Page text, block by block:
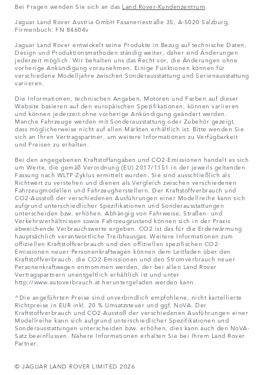
Bei Fragen wenden Sie sich an das Land Rover-Kundenzentrum
Jaguar Land Rover Austria GmbH Fasaneriestraße 35, A-5020 Salzburg,
Firmenbuch: FN 84604v
Jaguar Land Rover entwickelt seine Produkte in Bezug auf technische Daten,
Design und Produktionsmethoden ständig weiter, daher sind Änderungen
jederzeit möglich. Wir behalten uns das Recht vor, die Änderungen ohne
vorherige Ankündigung vorzunehmen. Einige Funktionen können für
verschiedene Modelljahre zwischen Sonderausstattung und Serienausstattung
variieren.
Die Informationen, technischen Angaben, Motoren und Farben auf dieser
Website basieren auf den europäischen Spezifikationen, können variieren
und können jederzeit ohne vorherige Ankündigung geändert werden.
Manche Fahrzeuge werden mit Sonderausstattung oder Zubehör gezeigt,
dass möglicherweise nicht auf allen Märkten erhältlich ist. Bitte wenden Sie
sich an Ihren Vertragspartner, um weitere Informationen zu Verfügbarkeit
und Preisen zu erhalten.
Bei den angegebenen Kraftstoffangaben und CO2-Emissionen handelt es sich
um Werte, die gemäß Verordnung (EU) 2017/1151 in der jeweils geltenden
Fassung nach WLTP-Zyklus ermittelt wurden. Sie sind ausschließlich als
Richtwert zu verstehen und dienen als Vergleich zwischen verschiedenen
Fahrzeugmodellen und Fahrzeugherstellern. Der Kraftstoffverbrauch und
CO2-Ausstoß der verschiedenen Ausführungen einer Modellreihe kann sich
aufgrund unterschiedlicher Spezifikationen und Sonderausstattungen
unterscheiden bzw. erhöhen. Abhängig von Fahrweise, Straßen- und
Verkehrsverhältnissen sowie Fahrzeugzustand können sich in der Praxis
abweichende Verbrauchswerte ergeben. CO2 ist das für die Erderwärmung
hauptsächlich verantwortliche Treibhausgas. Weitere Informationen zum
offiziellen Kraftstoffverbrauch und den offiziellen spezifischen CO2-
Emissionen neuer Personenkraftwagen können dem Leitfaden über den
Kraftstoffverbrauch, die CO2-Emissionen und den Stromverbrauch neuer
Personenkraftwagen entnommen werden, der bei allen Land Rover
Vertragspartnern unentgeltlich erhältlich ist und unter
http://www.autoverbrauch.at heruntergeladen werden kann.
^Die angeführten Preise sind unverbindlich empfohlene, nicht kartellierte
Richtpreise in EUR inkl. 20 % Umsatzsteuer und ggf. NoVA. Der
Kraftstoffverbrauch und CO2-Ausstoß der verschiedenen Ausführungen einer
Modellreihe kann sich aufgrund unterschiedlicher Spezifikationen und
Sonderausstattungen unterscheiden bzw. erhöhen, dies kann auch den NoVA-
Satz beeinflussen. Nähere Informationen erhalten Sie bei Ihrem Land Rover
Partner.
© JAGUAR LAND ROVER LIMITED 2026